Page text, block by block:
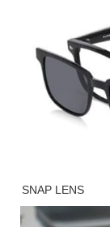
SNAP LENS